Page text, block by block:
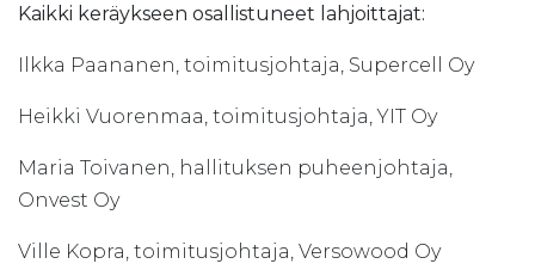
Kaikki keräykseen osallistuneet lahjoittajat:
Ilkka Paananen, toimitusjohtaja, Supercell Oy
Heikki Vuorenmaa, toimitusjohtaja, YIT Oy
Maria Toivanen, hallituksen puheenjohtaja,
Onvest Oy
Ville Kopra, toimitusjohtaja, Versowood Oy